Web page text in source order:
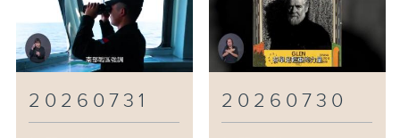
20260731 20260730